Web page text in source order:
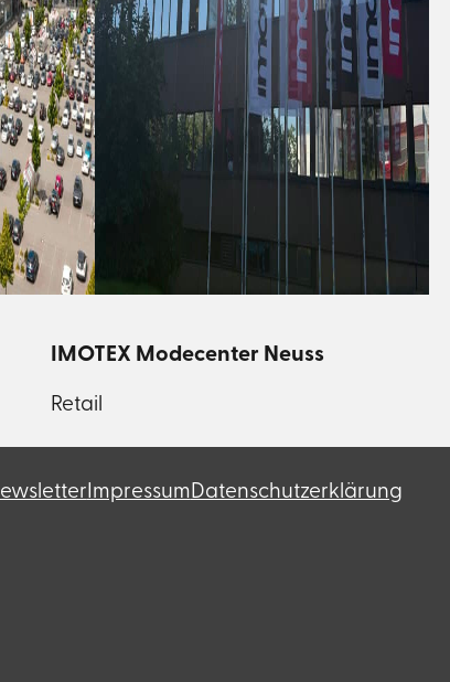
IMOTEX Modecenter Neuss
Retail
ImpressumDatenschutzerklärung